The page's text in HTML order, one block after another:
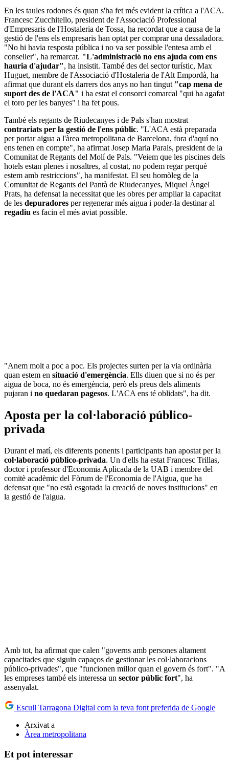
En les taules rodones és quan s'ha fet més evident la crítica a l'ACA.
Francesc Zucchitello, president de l'Associació Professional
d'Empresaris de l'Hostaleria de Tossa, ha recordat que a causa de la
gestió de l'ens els empresaris han optat per comprar una dessaladora.
"No hi havia resposta pública i no va ser possible l'entesa amb el
conseller", ha remarcat. "L'administració no ens ajuda com ens
hauria d'ajudar", ha insistit. També des del sector turístic, Max
Huguet, membre de l'Associació d'Hostaleria de l'Alt Empordà, ha
afirmat que durant els darrers dos anys no han tingut "cap mena de
suport des de l'ACA" i ha estat el consorci comarcal "qui ha agafat
el toro per les banyes" i ha fet pous.
També els regants de Riudecanyes i de Pals s'han mostrat
contrariats per la gestió de l'ens públic. "L'ACA està preparada
per portar aigua a l'àrea metropolitana de Barcelona, fora d'aquí no
ens tenen en compte", ha afirmat Josep Maria Parals, president de la
Comunitat de Regants del Molí de Pals. "Veiem que les piscines dels
hotels estan plenes i nosaltres, al costat, no podem regar perquè
estem amb restriccions", ha manifestat. El seu homòleg de la
Comunitat de Regants del Pantà de Riudecanyes, Miquel Àngel
Prats, ha defensat la necessitat que les obres per ampliar la capacitat
de les depuradores per regenerar més aigua i poder-la destinar al
regadiu es facin el més aviat possible.
"Anem molt a poc a poc. Els projectes surten per la via ordinària
quan estem en situació d'emergència. Ells diuen que si no és per
aigua de boca, no és emergència, però els preus dels aliments
pujaran i no quedaran pagesos. L'ACA ens té oblidats", ha dit.
Aposta per la col·laboració público-
privada
Durant el matí, els diferents ponents i participants han apostat per la
col·laboració público-privada. Un d'ells ha estat Francesc Trillas,
doctor i professor d'Economia Aplicada de la UAB i membre del
comitè acadèmic del Fòrum de l'Economia de l'Aigua, que ha
defensat que "no està esgotada la creació de noves institucions" en
la gestió de l'aigua.
Amb tot, ha afirmat que calen "governs amb persones altament
capacitades que siguin capaços de gestionar les col·laboracions
público-privades", que "funcionen millor quan el govern és fort". "A
les empreses també els interessa un sector públic fort", ha
assenyalat.
Escull Tarragona Digital com la teva font preferida de Google
Arxivat a
Àrea metropolitana
Et pot interessar